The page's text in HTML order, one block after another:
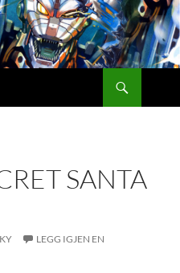
SANTA
LEGG IGJEN EN